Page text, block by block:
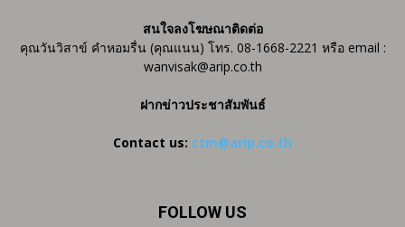
สนใจลงโฆษณาติดต่อ
คุณวันวิสาข์ คำหอมรื่น (คุณแนน) โทร. 08-1668-2221 หรือ email :
wanvisak@arip.co.th
ฝากข่าวประชาสัมพันธ์
Contact us: ctm@arip.co.th
FOLLOW US